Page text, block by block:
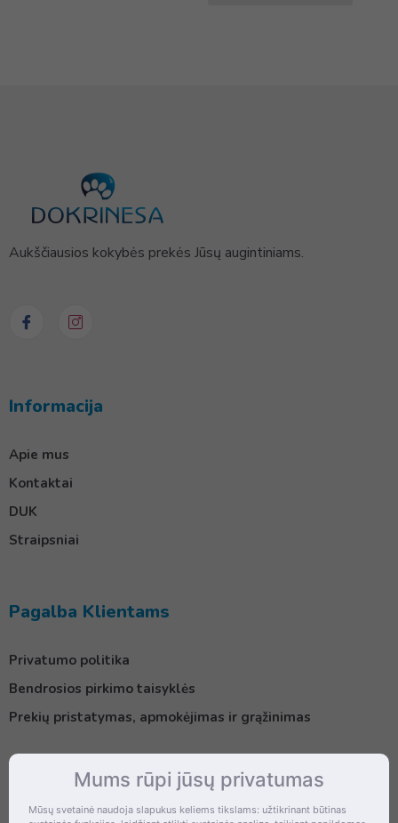
Aukščiausios kokybės prekės Jūsų augintiniams.
Informacija
Apie mus
Kontaktai
DUK
Straipsniai
Pagalba Klientams
Privatumo politika
Bendrosios pirkimo taisyklės
Prekių pristatymas, apmokėjimas ir grąžinimas
KontaktaiMums rūpi jūsų privatumas
Mūsų svetainė naudoja slapukus keliems tikslams: užtikrinant būtinas